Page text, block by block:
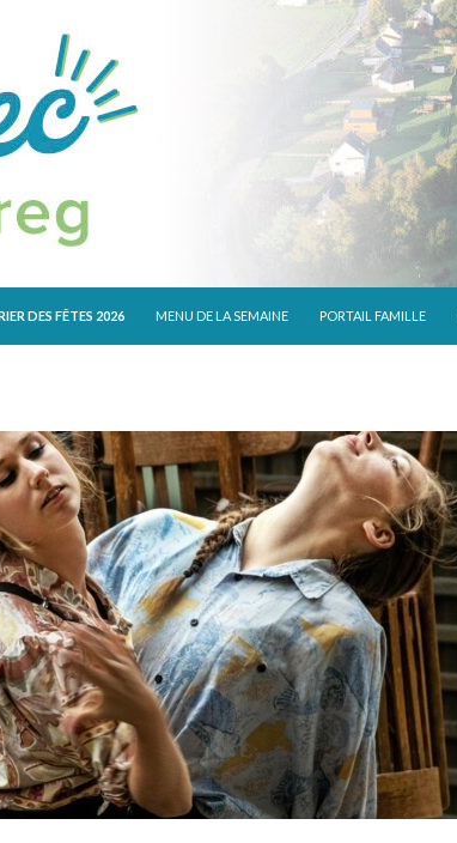
DES FÊTES 2026 MENU DE LA SEMAINE PORTAIL FAMILLE